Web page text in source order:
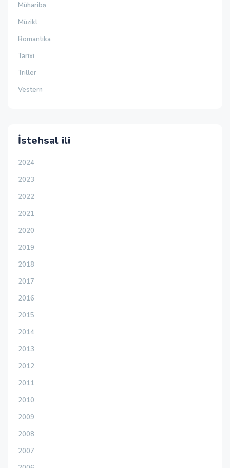
Müharibə
Müzikl
Romantika
Tarixi
Triller
Vestern
İstehsal ili
2024
2023
2022
2021
2020
2019
2018
2017
2016
2015
2014
2013
2012
2011
2010
2009
2008
2007